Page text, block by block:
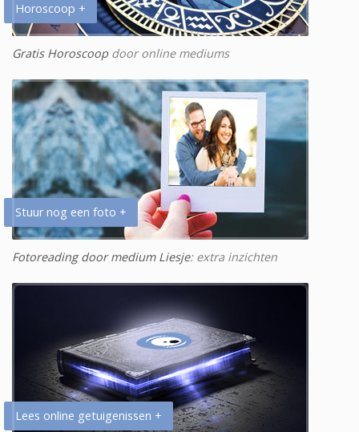
Horoscoop +
Gratis Horoscoopdoor online mediums
Stuur nog een foto +
Fotoreading door medium Liesje: extra inzichten
Lees online getuigenissen +